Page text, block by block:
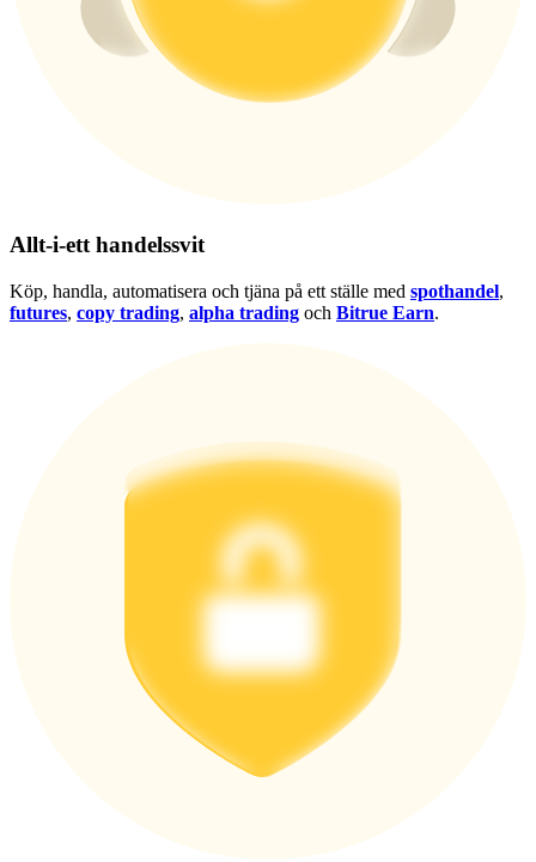
Belöningscenter
Allt-i-ett handelssvit
Köp, handla, automatisera och tjäna på ett ställe med spothandel,
futures, copy trading, alpha trading och Bitrue Earn.